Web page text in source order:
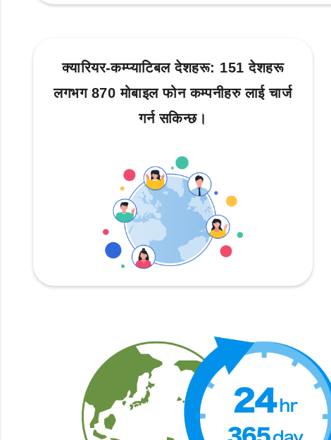
क्यारियर-कम्प्याटिबल देशहरू: 151 देशहरू
लगभग 870 मोबाइल फोन कम्पनीहरु लाई चार्ज
गर्न सकिन्छ।